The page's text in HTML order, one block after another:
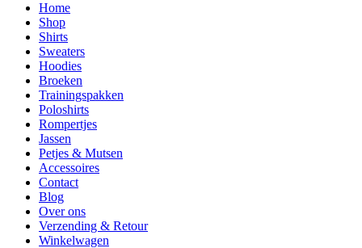
Home
Shop
Shirts
Sweaters
Hoodies
Broeken
Trainingspakken
Poloshirts
Rompertjes
Jassen
Petjes & Mutsen
Accessoires
Contact
Blog
Over ons
Verzending & Retour
Winkelwagen